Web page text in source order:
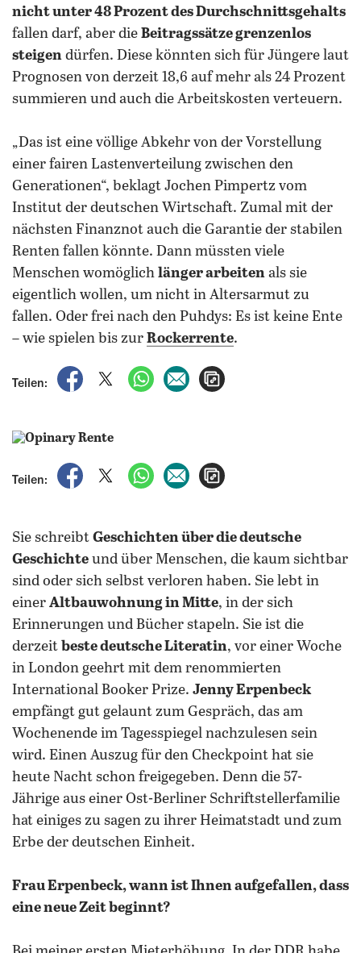
nicht unter 48 Prozent des Durchschnittsgehalts
fallen darf, aber die Beitragssätze grenzenlos
steigen dürfen. Diese könnten sich für Jüngere laut
Prognosen von derzeit 18,6 auf mehr als 24 Prozent
summieren und auch die Arbeitskosten verteuern.
„Das ist eine völlige Abkehr von der Vorstellung
einer fairen Lastenverteilung zwischen den
Generationen“, beklagt Jochen Pimpertz vom
Institut der deutschen Wirtschaft. Zumal mit der
nächsten Finanznot auch die Garantie der stabilen
Renten fallen könnte. Dann müssten viele
Menschen womöglich länger arbeiten als sie
eigentlich wollen, um nicht in Altersarmut zu
fallen. Oder frei nach den Puhdys: Es ist keine Ente
– wie spielen bis zur Rockerrente.
Teilen:
auf Facebook teilen
auf X teilenper WhatsApp teilen
per E-Mail teilen
Teilen:
auf Facebook teilen
auf X teilenper WhatsApp teilen
per E-Mail teilen
Sie schreibt Geschichten über die deutsche
Geschichte und über Menschen, die kaum sichtbar
sind oder sich selbst verloren haben. Sie lebt in
einer Altbauwohnung in Mitte, in der sich
Erinnerungen und Bücher stapeln. Sie ist die
derzeit beste deutsche Literatin, vor einer Woche
in London geehrt mit dem renommierten
International Booker Prize. Jenny Erpenbeck
empfängt gut gelaunt zum Gespräch, das am
Wochenende im Tagesspiegel nachzulesen sein
wird. Einen Auszug für den Checkpoint hat sie
heute Nacht schon freigegeben. Denn die 57-
Jährige aus einer Ost-Berliner Schriftstellerfamilie
hat einiges zu sagen zu ihrer Heimatstadt und zum
Erbe der deutschen Einheit.
Frau Erpenbeck, wann ist Ihnen aufgefallen, dass
eine neue Zeit beginnt?